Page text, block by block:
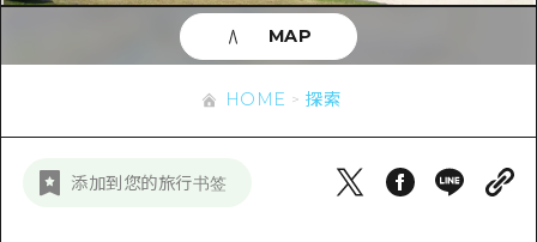
购物
运动
夜晚生活
答对了
宫岛周边
答對了
美北
东山口
有用的信息
列表
新闻
HOME 探索
添加到您的旅行书签
MAP